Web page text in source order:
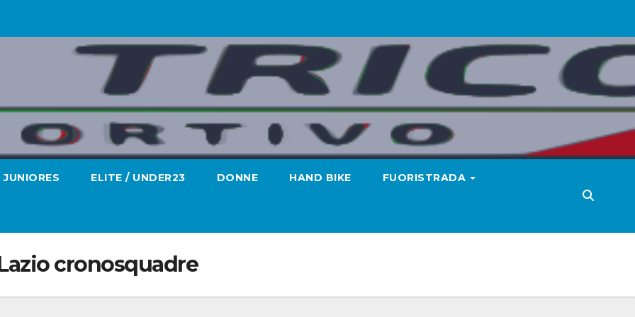
JUNIORES ELITE / UNDER23 DONNE HAND BIKE FUORISTRADA
cronosquadre